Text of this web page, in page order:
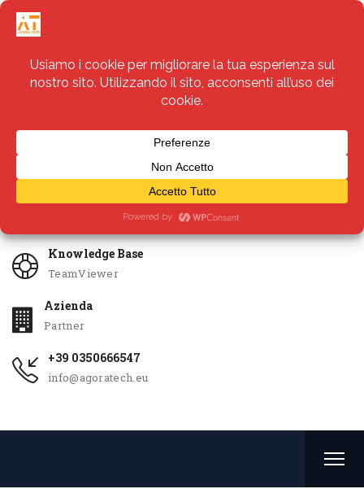
Servizi
Knowledge Base
TeamViewer
Azienda
Partner
+39 0350666547
info@agoratech.eu